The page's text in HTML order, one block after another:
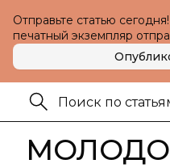
Отправьте статью
печатный экземпляр